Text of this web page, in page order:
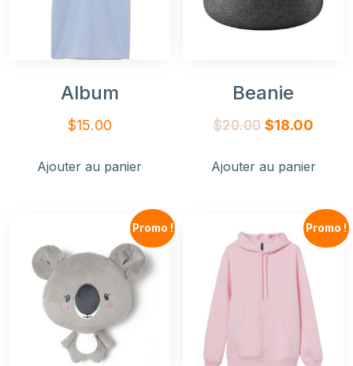
Album
$15.00
Ajouter au panier
Beanie
$20.00 $18.00
Ajouter au panier
Promo ! Promo !